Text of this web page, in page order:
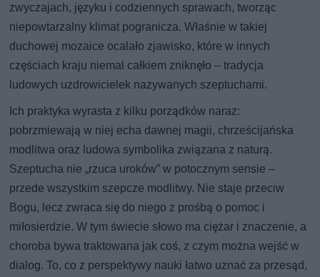
zwyczajach, języku i codziennych sprawach, tworząc
niepowtarzalny klimat pogranicza. Właśnie w takiej
duchowej mozaice ocalało zjawisko, które w innych
częściach kraju niemal całkiem zniknęło – tradycja
ludowych uzdrowicielek nazywanych szeptuchami.
Ich praktyka wyrasta z kilku porządków naraz:
pobrzmiewają w niej echa dawnej magii, chrześcijańska
modlitwa oraz ludowa symbolika związana z naturą.
Szeptucha nie „rzuca uroków” w potocznym sensie –
przede wszystkim szepcze modlitwy. Nie staje przeciw
Bogu, lecz zwraca się do niego z prośbą o pomoc i
miłosierdzie. W tym świecie słowo ma ciężar i znaczenie, a
choroba bywa traktowana jak coś, z czym można wejść w
dialog. To, co z perspektywy nauki łatwo uznać za przesąd,